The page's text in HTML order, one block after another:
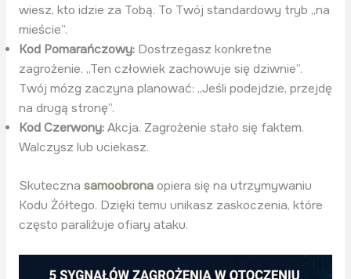
wiesz, kto idzie za Tobą. To Twój standardowy tryb „na
mieście”.
Kod Pomarańczowy:Dostrzegasz konkretne
zagrożenie. „Ten człowiek zachowuje się dziwnie”.
Twój mózg zaczyna planować: „Jeśli podejdzie, przejdę
na drugą stronę”.
Kod Czerwony:Akcja. Zagrożenie stało się faktem.
Walczysz lub uciekasz.
Skuteczna samoobronaopiera się na utrzymywaniu
Kodu Żółtego. Dzięki temu unikasz zaskoczenia, które
często paraliżuje ofiary ataku.